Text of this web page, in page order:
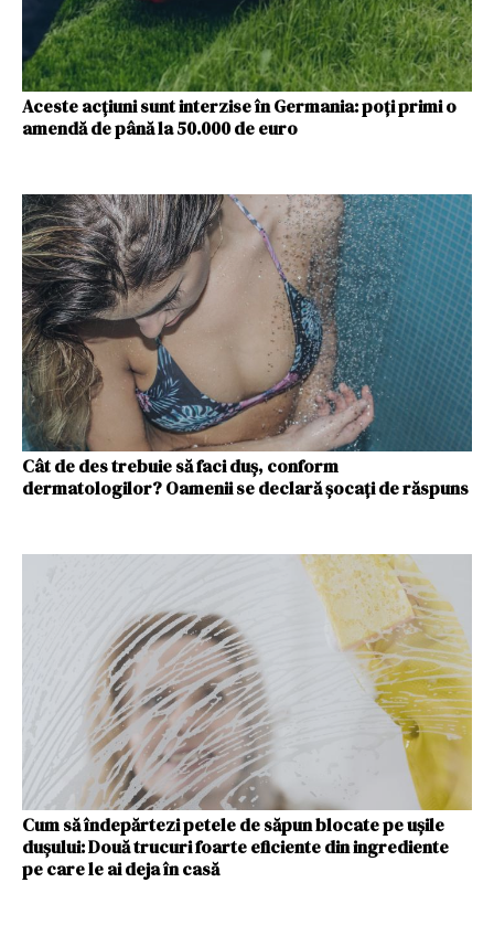
Aceste acțiuni sunt interzise în Germania: poți primi o
amendă de până la 50.000 de euro
Cât de des trebuie să faci duș, conform
dermatologilor? Oamenii se declară șocați de răspuns
Cum să îndepărtezi petele de săpun blocate pe ușile
dușului: Două trucuri foarte eficiente din ingrediente
pe care le ai deja în casă